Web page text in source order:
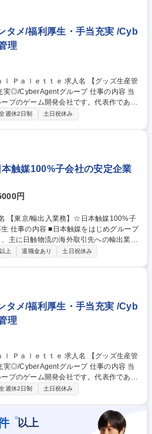
常に大きいです。個人のスタイルに合わ
げの中核として活躍できる魅力的な環境
タメ/福利厚生・手当充実 /Cyb
理
ｅ 求人名 【グッズ生産管
グループ 仕事の内容 当
プのゲーム開発会社です。代表作である
ステージ！ feat. 初音ミク』の開発・運営
す。 【具体的には】■グッズの見積も
■サプライヤーハンドリングやコスト・
商品企画・製造ライン調整 募集職種
利厚生・手当充実◎/CyberAgentグループ
週休2日制 土日祝休み
本触媒100%子会社の安定企業
円
プ
主に日触物流の海外取引先への輸出業務
・出荷・輸送手配業務を即戦力として行
を行って頂き、慣れてきたら、新規輸送
の交渉・試算なども行っていただきます
）出荷調整時には日本触媒の製造所側の担
っていただきます。 ※変更の範囲:当社
上 退職金あり 土日祝休み
タメ/福利厚生・手当充実 /Cyb
理
ｅ 求人名 【グッズ生産管
グループ 仕事の内容 当
プのゲーム開発会社です。代表作である
ステージ！ feat. 初音ミク』の開発・運営
見積調整や価格・納期交渉、工場選定を
す。 【具体的には】■グッズの見積も
■サプライヤーハンドリングやコスト・
週休2日制 土日祝休み
※以上